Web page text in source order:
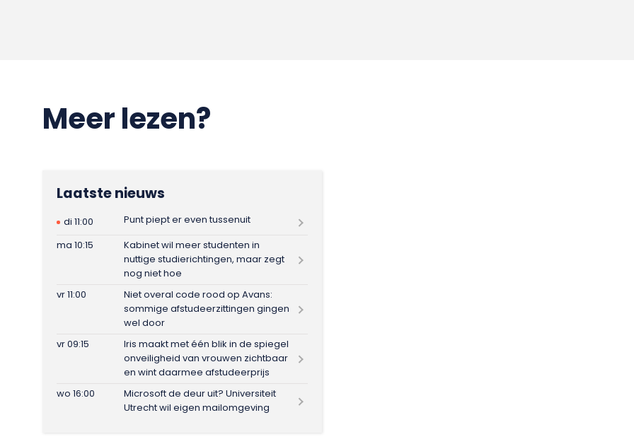
Meer lezen?
Laatste nieuws
di 11:00
Punt piept er even tussenuit
ma 10:15
Kabinet wil meer studenten in
nuttige studierichtingen, maar zegt
nog niet hoe
vr 11:00
Niet overal code rood op Avans:
sommige afstudeerzittingen gingen
wel door
vr 09:15
Iris maakt met één blik in de spiegel
onveiligheid van vrouwen zichtbaar
en wint daarmee afstudeerprijs
wo 16:00
Microsoft de deur uit? Universiteit
Utrecht wil eigen mailomgeving